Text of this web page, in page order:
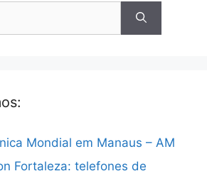
Mondial em Manaus – AM
Fortaleza: telefones de